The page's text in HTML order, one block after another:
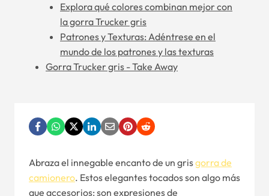
Explora qué colores combinan mejor con
la gorra Trucker gris
Patrones y Texturas: Adéntrese en el
mundo de los patrones y las texturas
Gorra Trucker gris - Take Away
Abraza el innegable encanto de un grisgorra de
camionero. Estos elegantes tocados son algo más
que accesorios: son expresiones de